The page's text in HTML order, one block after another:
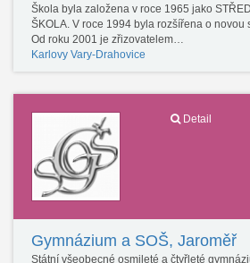
Škola byla založena v roce 1965 jako
ŠKOLA. V roce 1994 byla rozšířena o novou
Od roku 2001 je zřizovatelem…
Karlovy Vary-Drahovice
Detail
Gymnázium a SOŠ, Jaroměř
Státní všeobecné osmileté a čtyřleté